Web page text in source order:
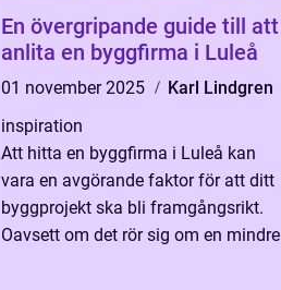
En övergripande guide till att
anlita en byggfirma i Luleå
01 november 2025
Karl Lindgren
inspiration
Att hitta en byggfirma i Luleå kan
vara en avgörande faktor för att ditt
byggprojekt ska bli framgångsrikt.
Oavsett om det rör sig om en mindre